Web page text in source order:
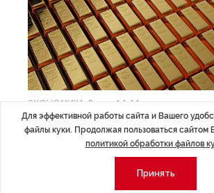
ЭКОНОМИКА ,Вчера 14:44
Курс на растущую
волатильность?
Для эффективной работы сайта и Вашего
файлы куки. Продолжая пользоваться сайтом
политикой обработки файлов
Принять